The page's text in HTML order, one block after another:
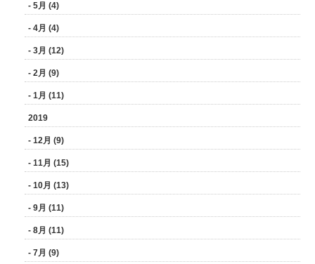
- 5月 (4)
- 4月 (4)
- 3月 (12)
- 2月 (9)
- 1月 (11)
2019
- 12月 (9)
- 11月 (15)
- 10月 (13)
- 9月 (11)
- 8月 (11)
- 7月 (9)